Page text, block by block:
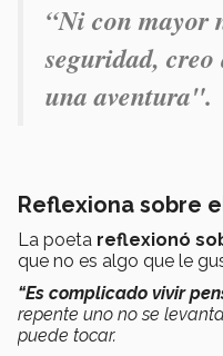
“Ni con mayor
seguridad, creo
una aventura".
Reflexiona sobre
La poeta reflexionó
que no es algo que le
“Es complicado vivir
repente uno no se
puede tocar.